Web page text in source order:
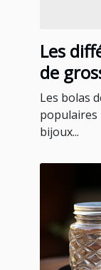
Les
de
Les bolas
populaires
bijoux...